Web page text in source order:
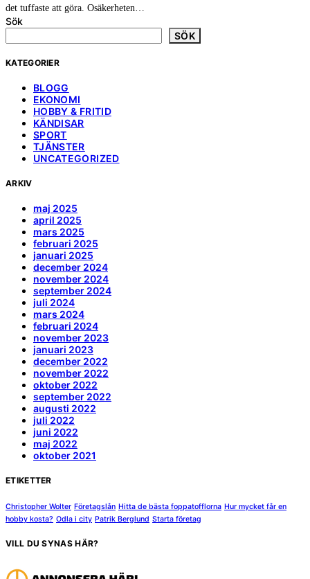
det tuffaste att göra. Osäkerheten…
Sök
SÖK
KATEGORIER
BLOGG
EKONOMI
HOBBY & FRITID
KÄNDISAR
SPORT
TJÄNSTER
UNCATEGORIZED
ARKIV
maj 2025
april 2025
mars 2025
februari 2025
januari 2025
december 2024
november 2024
september 2024
juli 2024
mars 2024
februari 2024
november 2023
januari 2023
december 2022
november 2022
oktober 2022
september 2022
augusti 2022
juli 2022
juni 2022
maj 2022
oktober 2021
ETIKETTER
Christopher Wolter Företagslån Hitta de bästa foppatofflorna Hur mycket får en
hobby kosta? Odla i city Patrik Berglund Starta företag
VILL DU SYNAS HÄR?